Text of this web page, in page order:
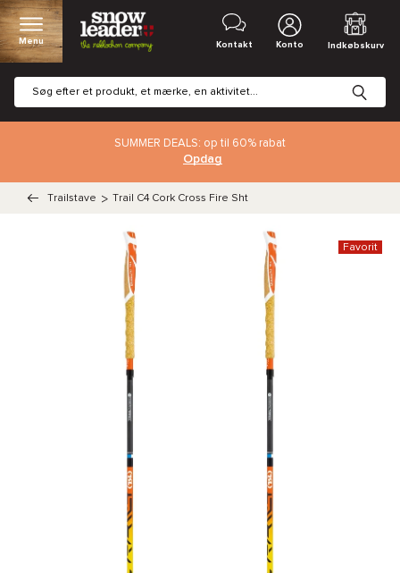
Menu Kontakt Konto Indkøbskurv
SUMMER DEALS: op til 60% rabat
Opdag
Trailstave > Trail C4 Cork Cross Fire Sht
Favorit